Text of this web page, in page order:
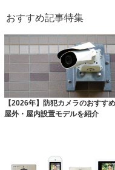
おすすめ記事特集
【2026年】防犯カメラのおすす
屋外・屋内設置モデルを紹介